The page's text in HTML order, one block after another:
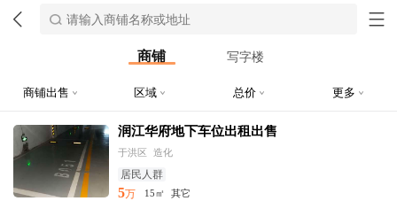
商铺 写字楼
商铺出售 区域 总价 更多
润江华府地下车位出租出售
于洪区 造化
居民人群
5万 15㎡ 其它